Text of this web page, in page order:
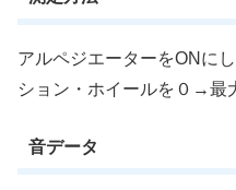
アルペジエーターをONに
ション・ホイールを０→最
音データ